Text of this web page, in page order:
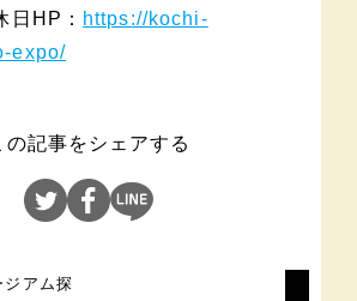
日HP： https://kochi-
expo/
の記事をシェアする
ジアム探